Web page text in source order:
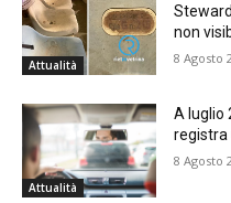
Attualità
non
8 Agosto
Attualità
A luglio
registra
8 Agosto